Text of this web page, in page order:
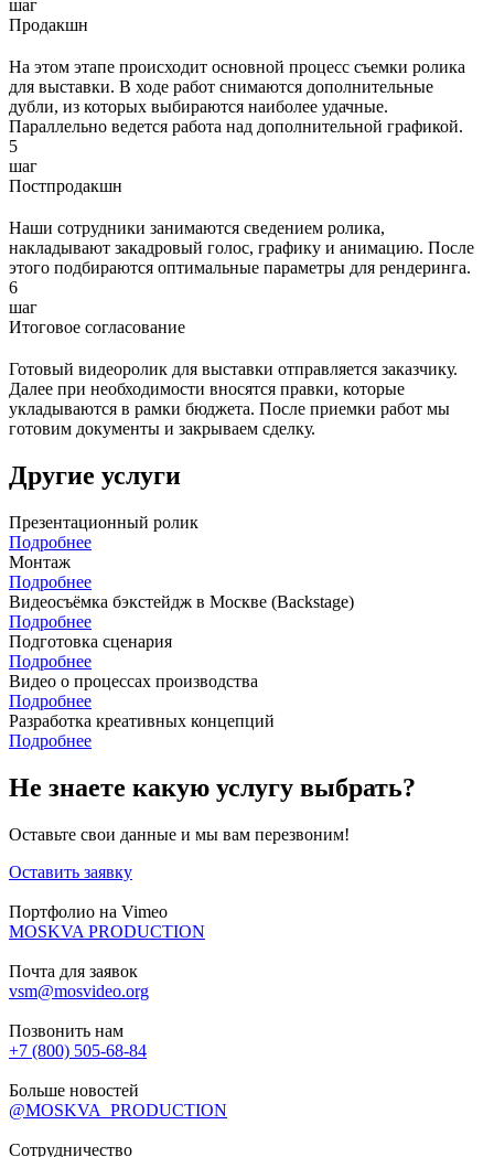
шаг
Продакшн
На этом этапе происходит основной процесс съемки ролика
для выставки. В ходе работ снимаются дополнительные
дубли, из которых выбираются наиболее удачные.
Параллельно ведется работа над дополнительной графикой.
5
шаг
Постпродакшн
Наши сотрудники занимаются сведением ролика,
накладывают закадровый голос, графику и анимацию. После
этого подбираются оптимальные параметры для рендеринга.
6
шаг
Итоговое согласование
Готовый видеоролик для выставки отправляется заказчику.
Далее при необходимости вносятся правки, которые
укладываются в рамки бюджета. После приемки работ мы
готовим документы и закрываем сделку.
Другие услуги
Презентационный ролик
Подробнее
Монтаж
Подробнее
Видеосъёмка бэкстейдж в Москве (Backstage)
Подробнее
Подготовка сценария
Подробнее
Видео о процессах производства
Подробнее
Разработка креативных концепций
Подробнее
Не знаете какую услугу выбрать?
Оставьте свои данные и мы вам перезвоним!
Оставить заявку
Портфолио на Vimeo
MOSKVA PRODUCTION
Почта для заявок
vsm@mosvideo.org
Позвонить нам
+7 (800) 505-68-84
Больше новостей
@MOSKVA_PRODUCTION
Сотрудничество